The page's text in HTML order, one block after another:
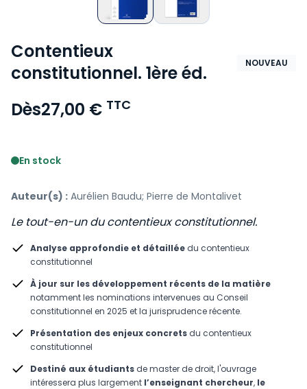
Contentieux
constitutionnel. 1ère éd.
NOUVEAU
Dès27,00 € TTC
En stock
Auteur(s) : Aurélien Baudu; Pierre de Montalivet
Le tout-en-un du contentieux constitutionnel.
Analyse approfondie et détaillée du contentieux
constitutionnel
À jour sur les développement récents de la matière
notamment les nominations intervenues au Conseil
constitutionnel en 2025 et la jurisprudence récente.
Présentation des enjeux concrets du contentieux
constitutionnel
Destiné aux étudiants de master de droit, l'ouvrage
intéressera plus largement l’enseignant chercheur, le